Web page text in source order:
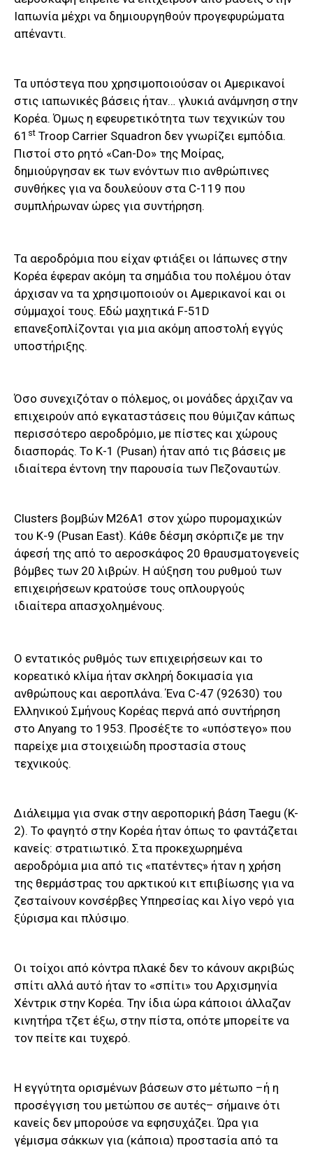
Ιαπωνία μέχρι να δημιουργηθούν προγεφυρώματα
απέναντι.
Τα υπόστεγα που χρησιμοποιούσαν οι Αμερικανοί
στις ιαπωνικές βάσεις ήταν… γλυκιά ανάμνηση στην
Κορέα. Όμως η εφευρετικότητα των τεχνικών του
61 st Troop Carrier Squadron δεν γνωρίζει εμπόδια.
Πιστοί στο ρητό «Can-Do» της Μοίρας,
δημιούργησαν εκ των ενόντων πιο ανθρώπινες
συνθήκες για να δουλεύουν στα C-119 που
συμπλήρωναν ώρες για συντήρηση.
Τα αεροδρόμια που είχαν φτιάξει οι Ιάπωνες στην
Κορέα έφεραν ακόμη τα σημάδια του πολέμου όταν
άρχισαν να τα χρησιμοποιούν οι Αμερικανοί και οι
σύμμαχοί τους. Εδώ μαχητικά F-51D
επανεξοπλίζονται για μια ακόμη αποστολή εγγύς
υποστήριξης.
Όσο συνεχιζόταν ο πόλεμος, οι μονάδες άρχιζαν να
επιχειρούν από εγκαταστάσεις που θύμιζαν κάπως
περισσότερο αεροδρόμιο, με πίστες και χώρους
διασποράς. Το Κ-1 (Pusan) ήταν από τις βάσεις με
ιδιαίτερα έντονη την παρουσία των Πεζοναυτών.
Clusters βομβών M26A1 στον χώρο πυρομαχικών
του Κ-9 (Pusan East). Κάθε δέσμη σκόρπιζε με την
άφεσή της από το αεροσκάφος 20 θραυσματογενείς
βόμβες των 20 λιβρών. Η αύξηση του ρυθμού των
επιχειρήσεων κρατούσε τους οπλουργούς
ιδιαίτερα απασχολημένους.
Ο εντατικός ρυθμός των επιχειρήσεων και το
κορεατικό κλίμα ήταν σκληρή δοκιμασία για
ανθρώπους και αεροπλάνα. Ένα C-47 (92630) του
Ελληνικού Σμήνους Κορέας περνά από συντήρηση
στο Anyang το 1953. Προσέξτε το «υπόστεγο» που
παρείχε μια στοιχειώδη προστασία στους
τεχνικούς.
Διάλειμμα για σνακ στην αεροπορική βάση Taegu (K-
2). Το φαγητό στην Κορέα ήταν όπως το φαντάζεται
κανείς: στρατιωτικό. Στα προκεχωρημένα
αεροδρόμια μια από τις «πατέντες» ήταν η χρήση
της θερμάστρας του αρκτικού κιτ επιβίωσης για να
ζεσταίνουν κονσέρβες Υπηρεσίας και λίγο νερό για
ξύρισμα και πλύσιμο.
Οι τοίχοι από κόντρα πλακέ δεν το κάνουν ακριβώς
σπίτι αλλά αυτό ήταν το «σπίτι» του Αρχισμηνία
Χέντρικ στην Κορέα. Την ίδια ώρα κάποιοι άλλαζαν
κινητήρα τζετ έξω, στην πίστα, οπότε μπορείτε να
τον πείτε και τυχερό.
Η εγγύτητα ορισμένων βάσεων στο μέτωπο –ή η
προσέγγιση του μετώπου σε αυτές– σήμαινε ότι
κανείς δεν μπορούσε να εφησυχάζει. Ώρα για
γέμισμα σάκκων για (κάποια) προστασία από τα